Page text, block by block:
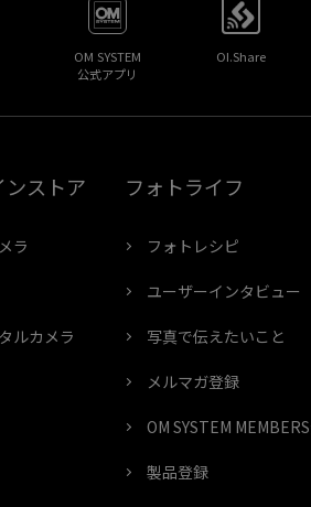
OM SYSTEM
公式アプリ
OI.Share
ストア
ラ
ルカメラ
フォトライフ
フォトレシピ
ユーザーインタビュー
写真で伝えたいこと
メルマガ登録
OM SYSTEM
製品登録